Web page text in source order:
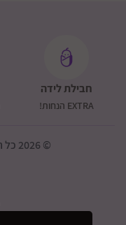
חבילת לידה
EXTRA הנחות!
© 2026 כל הזכויות שמורות לבייבי סתיו